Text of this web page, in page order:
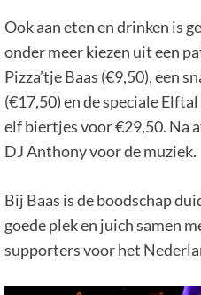
Ook aan eten en drinken is
onder meer kiezen uit een
Pizza’tje Baas (€9,50), een
(€17,50) en de speciale
elf biertjes voor €29,50. Na
DJ Anthony voor de muziek.
Bij Baas is de boodschap
goede plek en juich samen
supporters voor het